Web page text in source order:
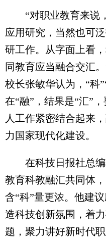
“对职业教育来说，
应用研究，当然也可
研工作。从字面上看
同教育应当融合交汇
校长张敏华认为，“科
在“融”，结果是“汇”
人工作紧密结合起来
力国家现代化建设。
在科技日报社总编
教育科教融汇共同体
含“科”量更浓。他建
造科技创新氛围，着
题，聚力讲好新时代